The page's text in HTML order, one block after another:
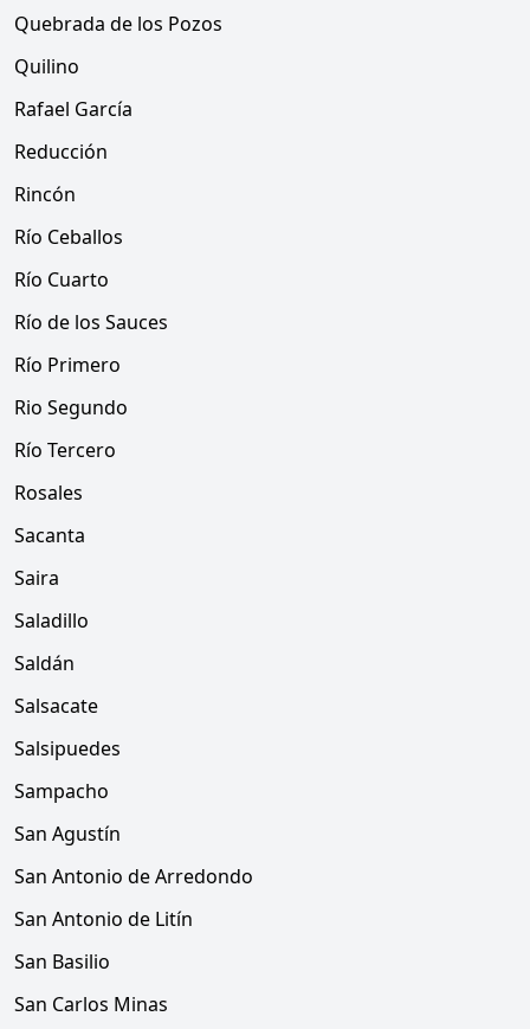
Quebrada de los Pozos
Quilino
Rafael García
Reducción
Rincón
Río Ceballos
Río Cuarto
Río de los Sauces
Río Primero
Rio Segundo
Río Tercero
Rosales
Sacanta
Saira
Saladillo
Saldán
Salsacate
Salsipuedes
Sampacho
San Agustín
San Antonio de Arredondo
San Antonio de Litín
San Basilio
San Carlos Minas